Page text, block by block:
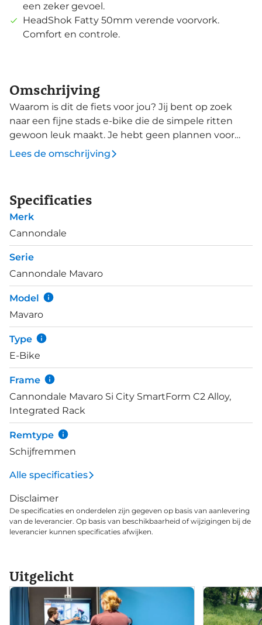
een zeker gevoel.
HeadShok Fatty 50mm verende voorvork.
Comfort en controle.
Omschrijving
Waarom is dit de fiets voor jou? Jij bent op zoek
naar een fijne stads e-bike die de simpele ritten
gewoon leuk maakt. Je hebt geen plannen voor
dagenlange tochten of grootse avonturen, jij wil
accu. Daarmee heb je een maximaal bereik van zo'n
149km op één accu lading. De lichte en scherp
sturende HeadShok Fatty voorvork met 50mm
veerweg zorgt voor net dat stukje extra comfort en
controle tijdens jouw rit. Met de 10 Shimano Deore
versnellingen beschik je altijd over de juiste
versnelling tijdens je rit, of dat nou een hele snelle is
of één over een meer heuvelachtige weg.
Lees de omschrijving
Specificaties
Merk
Cannondale
Serie
Cannondale Mavaro
Model
Mavaro
Type
E-Bike
Frame
Cannondale Mavaro Si City SmartForm C2 Alloy,
Integrated Rack
Remtype
Schijfremmen
Alle specificaties
Disclaimer
De specificaties en onderdelen zijn gegeven op basis van aanlevering
van de leverancier. Op basis van beschikbaarheid of wijzigingen bij de
leverancier kunnen specificaties afwijken.
Uitgelicht